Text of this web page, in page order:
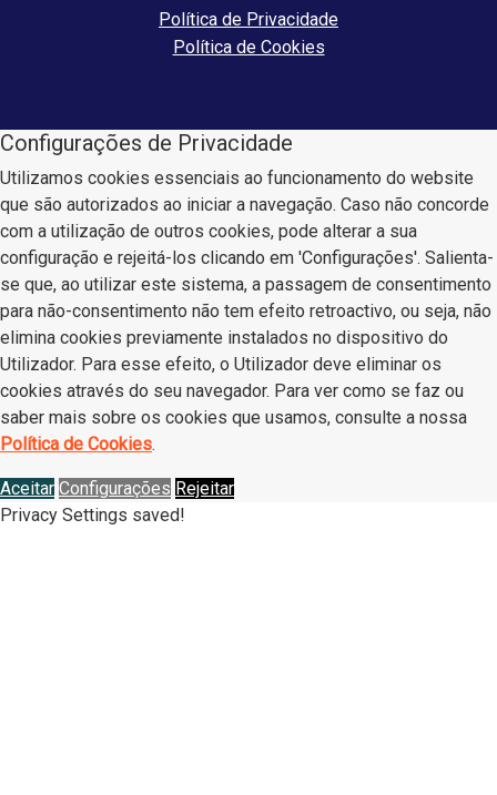
Política de Privacidade
Política de Cookies
Configurações de Privacidade
Utilizamos cookies essenciais ao funcionamento do website
que são autorizados ao iniciar a navegação. Caso não concorde
com a utilização de outros cookies, pode alterar a sua
configuração e rejeitá-los clicando em 'Configurações'. Salienta-
se que, ao utilizar este sistema, a passagem de consentimento
para não-consentimento não tem efeito retroactivo, ou seja, não
elimina cookies previamente instalados no dispositivo do
Utilizador. Para esse efeito, o Utilizador deve eliminar os
cookies através do seu navegador. Para ver como se faz ou
saber mais sobre os cookies que usamos, consulte a nossa
Política de Cookies.
Aceitar Configurações Rejeitar
Privacy Settings saved!